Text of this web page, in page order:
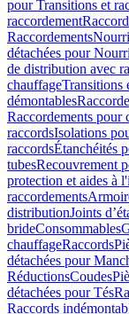
pour Transitions et
raccordement
Raccordements
détachées pour
de distribution avec
chauffageTransitions
démontables
Raccordements pour
raccordsIsolations
raccordsÉtanchéités
tubesRecouvrement
protection et aides à
raccordements
distributionJoints
brideConsommables
chauffageRaccords
détachées pour
RéductionsCoudes
détachées pour Tés
Raccords